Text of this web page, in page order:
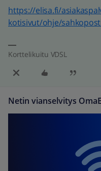
https://elisa.fi/
kotisivut/ohje/
Korttelikuitu VDSL
Netin vianselvitys